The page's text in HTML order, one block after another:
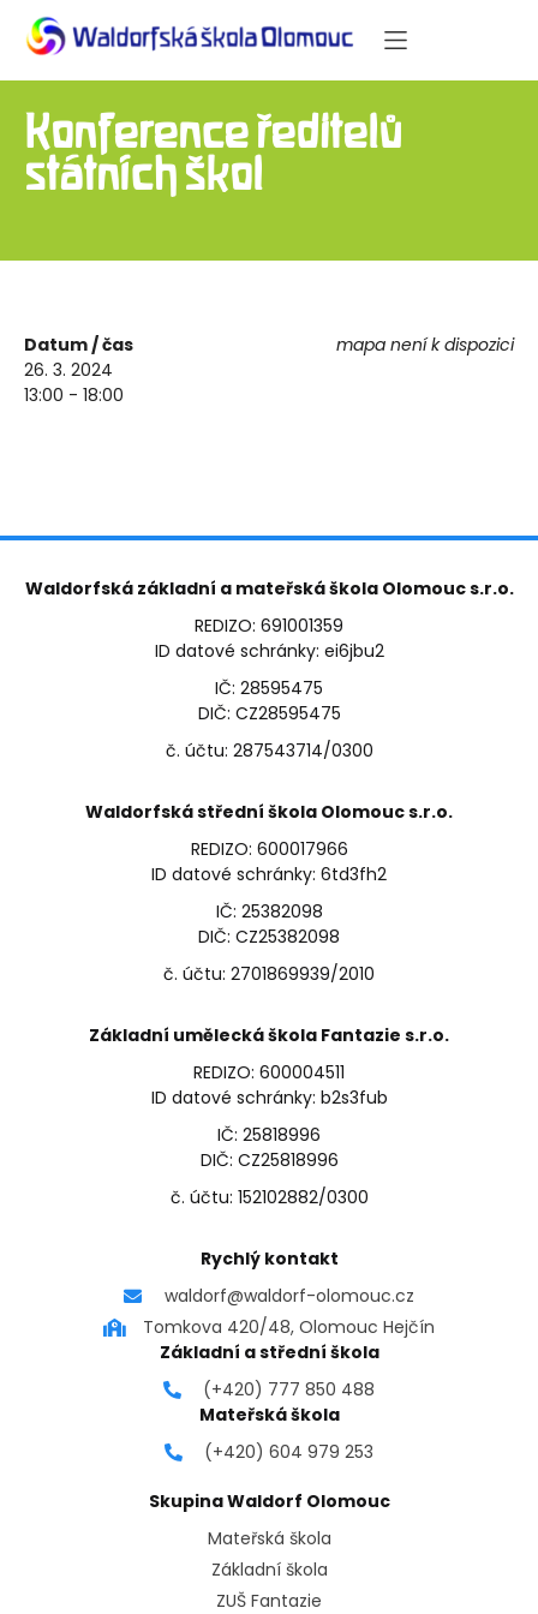
Konference ředitelů
státních škol
mapa není k dispozici
Datum / čas
26. 3. 2024
13:00 - 18:00
Waldorfská základní a mateřská škola Olomouc s.r.o.
REDIZO: 691001359
ID datové schránky: ei6jbu2
IČ: 28595475
DIČ: CZ28595475
č. účtu: 287543714/0300
Waldorfská střední škola Olomouc s.r.o.
REDIZO: 600017966
ID datové schránky: 6td3fh2
IČ: 25382098
DIČ: CZ25382098
č. účtu: 2701869939/2010
Základní umělecká škola Fantazie s.r.o.
REDIZO: 600004511
ID datové schránky: b2s3fub
IČ: 25818996
DIČ: CZ25818996
č. účtu: 152102882/0300
Rychlý kontakt
waldorf@waldorf-olomouc.cz
Tomkova 420/48, Olomouc Hejčín
Základní a střední škola
(+420) 777 850 488
Mateřská škola
(+420) 604 979 253
Skupina Waldorf Olomouc
Mateřská škola
Základní škola
ZUŠ Fantazie